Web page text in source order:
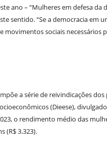
ano – “Mulheres em defesa da
sentido. “Se a democracia em
sociais necessários
a série de reivindicações
(Dieese),
o rendimento médio das
(R$ 3.323).